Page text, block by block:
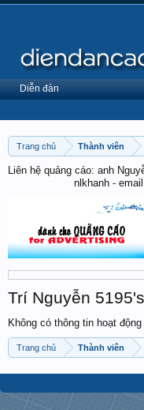
Trang chủ Thành viên
Liên hệ quảng cáo: anh
nlkhanh -
Trí Nguyễn
Không có thông tin hoạt
Trang chủ Thành viên
Diễn đàn